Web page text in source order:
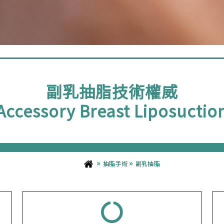
副乳抽脂技術權威
Breast
» 抽脂手術 » 副乳抽脂